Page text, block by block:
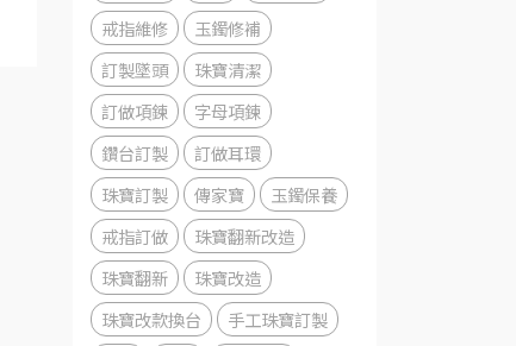
戒指維修
玉鐲修補
訂製墜頭
珠寶清潔
訂做項鍊
字母項鍊
鑽台訂製
訂做耳環
珠寶訂製
傳家寶
玉鐲保養
戒指訂做
珠寶翻新改造
珠寶翻新
珠寶改造
珠寶改款換台
手工珠寶訂製